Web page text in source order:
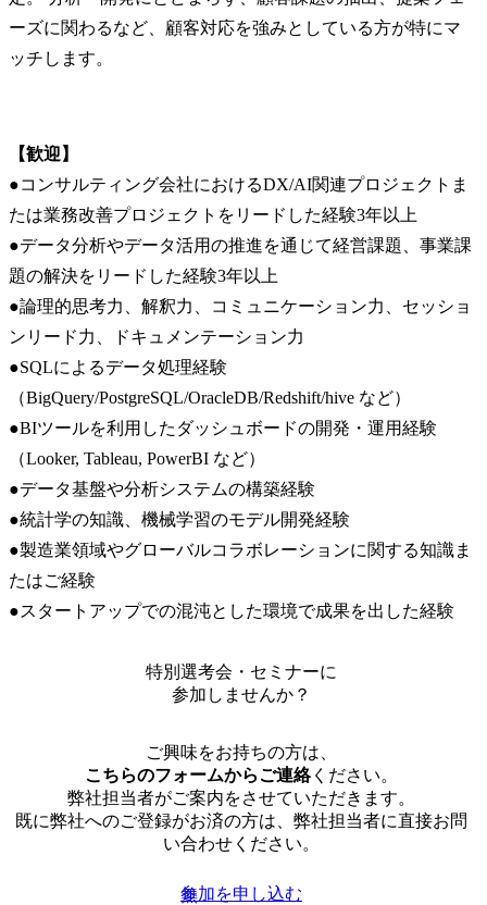
ーズに関わるなど、顧客対応を強みとしている方が特にマ
ッチします。
【歓迎】
●コンサルティング会社におけるDX/AI関連プロジェクトま
たは業務改善プロジェクトをリードした経験3年以上
●データ分析やデータ活用の推進を通じて経営課題、事業課
題の解決をリードした経験3年以上
●論理的思考力、解釈力、コミュニケーション力、セッショ
ンリード力、ドキュメンテーション力
●SQLによるデータ処理経験
（BigQuery/PostgreSQL/OracleDB/Redshift/hive など）
●BIツールを利用したダッシュボードの開発・運用経験
（Looker, Tableau, PowerBI など）
●データ基盤や分析システムの構築経験
●統計学の知識、機械学習のモデル開発経験
●製造業領域やグローバルコラボレーションに関する知識ま
たはご経験
●スタートアップでの混沌とした環境で成果を出した経験
特別選考会・セミナーに
参加しませんか？
ご興味をお持ちの方は、
こちらのフォームからご連絡ください。
弊社担当者がご案内をさせていただきます。
既に弊社へのご登録がお済の方は、弊社担当者に直接お問
い合わせください。
無
参加を申し込む